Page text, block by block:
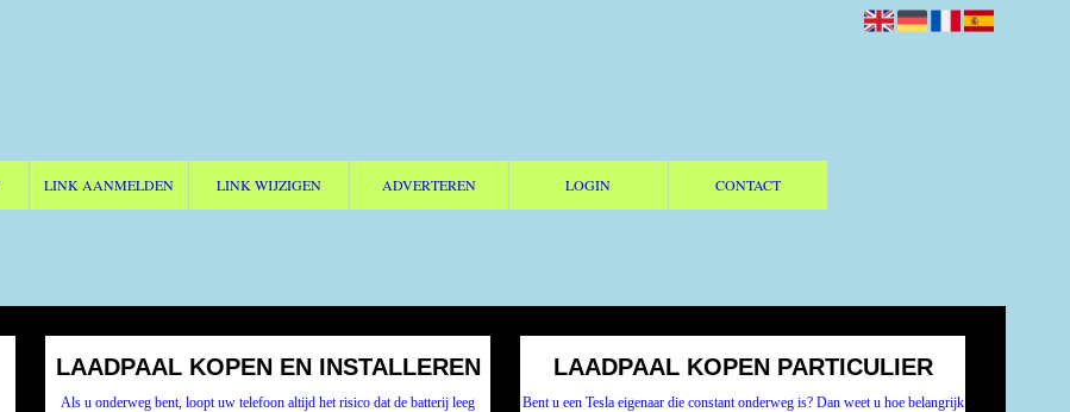
LINK AANMELDEN LINK WIJZIGEN ADVERTEREN LOGIN CONTACT
LAADPAAL KOPEN EN INSTALLEREN
Als u onderweg bent, loopt uw telefoon altijd het risico dat de batterij leeg
LAADPAAL KOPEN PARTICULIER
Bent u een Tesla eigenaar die constant onderweg is? Dan weet u hoe belangrijk